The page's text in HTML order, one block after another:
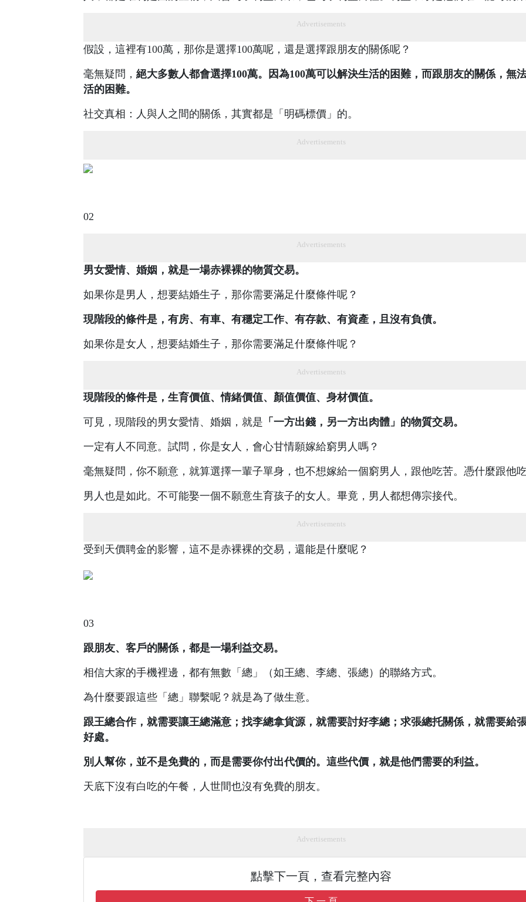
Advertisements
假設，這裡有100萬，那你是選擇100萬呢，還是選擇跟朋友的關係呢？
毫無疑問， 絕大多數人都會選擇100萬。因為100萬可以解決生活的困​​難，而跟朋友的關係，無
活的困​​難。
社交真相：人與人之間的關係，其實都是「明碼標價」的。
Advertisements
02
Advertisements
男女愛情、婚姻，就是一場赤裸裸的物質交易。
如果你是男人，想要結婚生子，那你需要滿足什麼條件呢？
現階段的條件是，有房、有車、有穩定工作、有存款、有資產，且沒有負債。
如果你是女人，想要結婚生子，那你需要滿足什麼條件呢？
Advertisements
現階段的條件是，生育價值、情緒價值、顏值價值、身材價值。
可見，現階段的男女愛情、婚姻，就是 「一方出錢，另一方出肉體」的物質交易。
一定有人不同意。試問，你是女人，會心甘情願嫁給窮男人嗎？
毫無疑問，你不願意，就算選擇一輩子單身，也不想嫁給一個窮男人，跟他吃苦。憑什麼跟他
男人也是如此。不可能娶一個不願意生育孩子的女人。畢竟，男人都想傳宗接代。
Advertisements
受到天價聘金的影響，這不是赤裸裸的交易，還能是什麼呢？
03
跟朋友、客戶的關係，都是一場利益交易。
相信大家的手機裡邊，都有無數「總」（如王總、李總、張總）的聯絡方式。
為什麼要跟這些「總」聯繫呢？就是為了做生意。
跟王總合作，就需要讓王總滿意；找李總拿貨源，就需要討好李總；求張總托關係，就需要給
好處。
別人幫你，並不是免費的，而是需要你付出代價的。這些代價，就是他們需要的利益。
天底下沒有白吃的午餐，人世間也沒有免費的朋友。
Advertisements
點擊下一頁，查看完整內容